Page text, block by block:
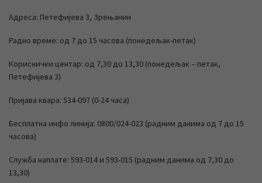
Адреса: Петефијева 3, Зрењанин
Радно време: од 7 до 15 часова (понедељак-петак)
Кориснички центар: од 7,30 до 13,30 (понедељак – петак,
Петефијева 3)
Пријава квара: 534-097 (0-24 часа)
Бесплатна инфо линија: 0800/024-023 (радним данима од 7 до 15
часова)
Служба наплате: 593-014 и 593-015 (радним данима од 7,30 до
13,30)